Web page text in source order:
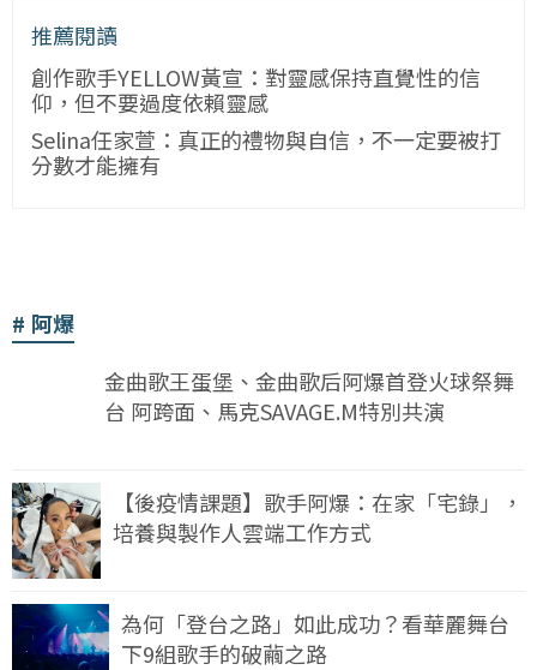
推薦閱讀
創作歌手YELLOW黃宣：對靈感保持直覺性的信
仰，但不要過度依賴靈感
Selina任家萱：真正的禮物與自信，不一定要被打
分數才能擁有
阿爆
金曲歌王蛋堡、金曲歌后阿爆首登火球祭舞
台 阿跨面、馬克SAVAGE.M特別共演
【後疫情課題】歌手阿爆：在家「宅錄」，
培養與製作人雲端工作方式
為何「登台之路」如此成功？看華麗舞台
下9組歌手的破繭之路